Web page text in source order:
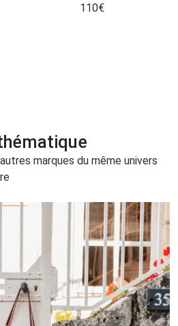
110€
marques du même univers